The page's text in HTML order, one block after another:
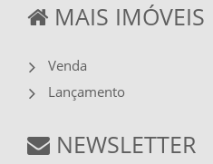
MAIS IMÓVEIS
Venda
Lançamento
NEWSLETTER